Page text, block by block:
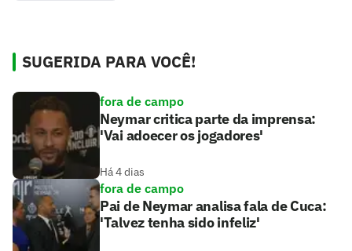
SUGERIDA PARA VOCÊ!
fora de campo
Neymar critica parte da imprensa:
'Vai adoecer os jogadores'
Há 4 dias
fora de campo
Pai de Neymar analisa fala de Cuca:
'Talvez tenha sido infeliz'